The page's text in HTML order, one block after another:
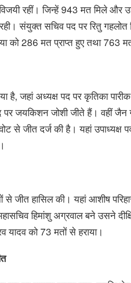
रहीं। जिन्हें 943 मत मिले और
संयुक्त सचिव पद पर रितु गहलोत
को 286 मत प्राप्त हुए तथा 763
है, जहां अध्यक्ष पद पर कृतिका
पर जयकिशन जोशी जीते हैं। वहीं जैन
से जीत दर्ज की है। यहां उपाध्यक्ष
जीत हासिल की। यहां आशीष
हिमांशु अग्रवाल बने उसने
को 73 मतों से हराया।